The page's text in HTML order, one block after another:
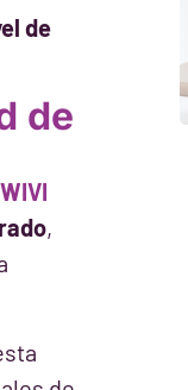
de
de
WIVI
,